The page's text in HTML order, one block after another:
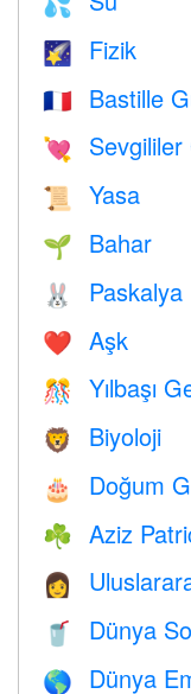
🌠 Fizik
🇫🇷 Bastille
💘
📜 Yasa
🌱 Bahar
🐰 Paskalya
❤️️ Aşk
🎊 Yılbaşı
🦁 Biyoloji
🎂 Doğum
☘️ Aziz
👩
🥤 Dünya
🌎 Dünya